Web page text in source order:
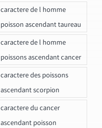
caractere de l homme
poisson ascendant taureau
caractere de l homme
poissons ascendant cancer
caractere des poissons
ascendant scorpion
caractere du cancer
ascendant poisson